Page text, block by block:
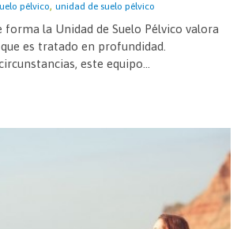
pélvico, unidad de suelo pélvico
forma la Unidad de Suelo Pélvico valora
es tratado en profundidad.
este equipo...